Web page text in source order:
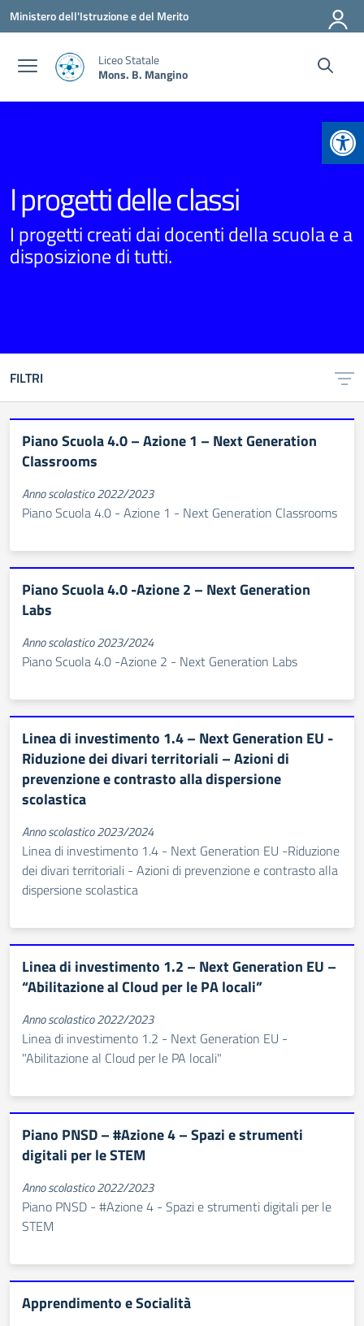
Vai ai contenuti
Vai al menu di navigazione
Vai al footer
Ministero dell'Istruzione e del Merito
Liceo Statale
Mons. B. Mangino
I progetti delle classi
I progetti creati dai docenti della scuola e a
disposizione di tutti.
FILTRI
Piano Scuola 4.0 – Azione 1 – Next Generation
Classrooms
Anno scolastico 2022/2023
Piano Scuola 4.0 - Azione 1 - Next Generation Classrooms
Piano Scuola 4.0 -Azione 2 – Next Generation
Labs
Anno scolastico 2023/2024
Piano Scuola 4.0 -Azione 2 - Next Generation Labs
Linea di investimento 1.4 – Next Generation EU -
Riduzione dei divari territoriali – Azioni di
prevenzione e contrasto alla dispersione
scolastica
Anno scolastico 2023/2024
Linea di investimento 1.4 - Next Generation EU -Riduzione
dei divari territoriali - Azioni di prevenzione e contrasto alla
dispersione scolastica
Linea di investimento 1.2 – Next Generation EU –
“Abilitazione al Cloud per le PA locali”
Anno scolastico 2022/2023
Linea di investimento 1.2 - Next Generation EU -
"Abilitazione al Cloud per le PA locali"
Piano PNSD – #Azione 4 – Spazi e strumenti
digitali per le STEM
Anno scolastico 2022/2023
Piano PNSD - #Azione 4 - Spazi e strumenti digitali per le
STEM
Apprendimento e Socialità